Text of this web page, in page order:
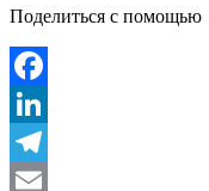
Поделиться с помощью
Facebook
LinkedIn
Telegram